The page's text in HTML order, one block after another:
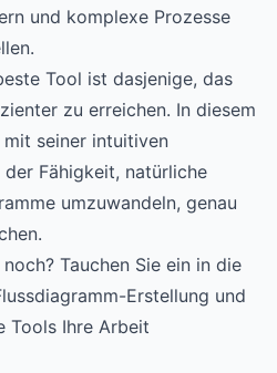
und komplexe Prozesse
Tool ist dasjenige, das
zu erreichen. In diesem
seiner intuitiven
Fähigkeit, natürliche
umzuwandeln, genau
Tauchen Sie ein in die
Erstellung und
Tools Ihre Arbeit